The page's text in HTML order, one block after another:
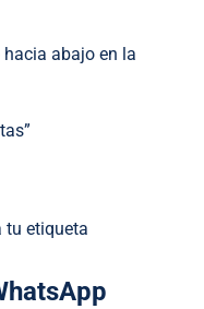
abajo en la
tu etiqueta